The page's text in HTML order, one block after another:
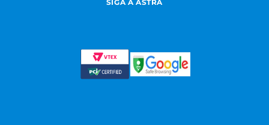
SIGA A ASTRA